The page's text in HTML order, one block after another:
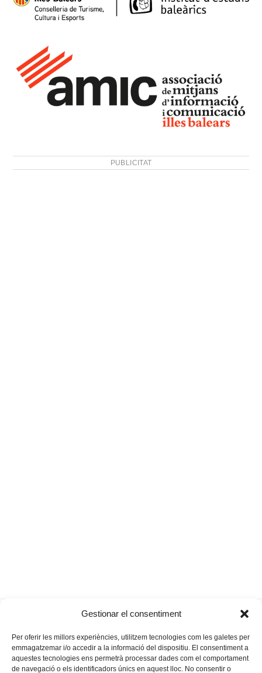
Gestionar el consentiment
Per oferir les millors experiències, utilitzem tecnologies com les galetes per
emmagatzemar i/o accedir a la informació del dispositiu. El consentiment a
aquestes tecnologies ens permetrà processar dades com el comportament
de navegació o els identificadors únics en aquest lloc. No consentir o
PUBLICITAT
Sol i de la Lluna
next